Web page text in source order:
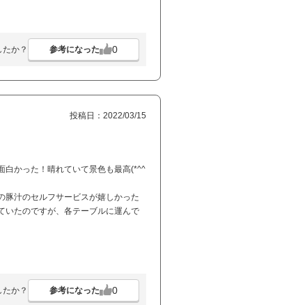
か？ 参考になった 0
投稿日：2022/03/15
白かった！晴れていて景色も最高(*^^
豚汁のセルフサービスが嬉しかった
いたのですが、各テーブルに運んで
か？ 参考になった 0